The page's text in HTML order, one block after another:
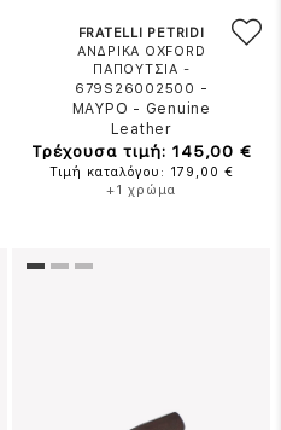
FRATELLI PETRIDI
ΑΝΔΡΙΚΑ OXFORD
ΠΑΠΟΥΤΣΙΑ -
679S26002500 -
ΜΑΥΡΟ - Genuine
Leather
Τρέχουσα τιμή: 145,00 €
Τιμή καταλόγου: 179,00 €
+1 χρώμα